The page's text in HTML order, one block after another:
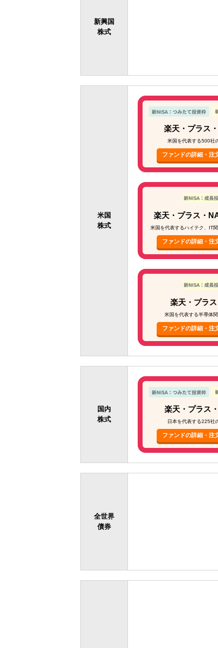
新興国
株式
米国
株式
楽天・プラス
米国を代表する500社
ファンドの詳細・注
楽天・プラス・
米国を代表するハイテク、IT
ファンドの詳細・注
楽天・プラ
米国を代表する半導体
ファンドの詳細・注
国内
株式
楽天・プラス
日本を代表する225社
ファンドの詳細・注
全世界
債券